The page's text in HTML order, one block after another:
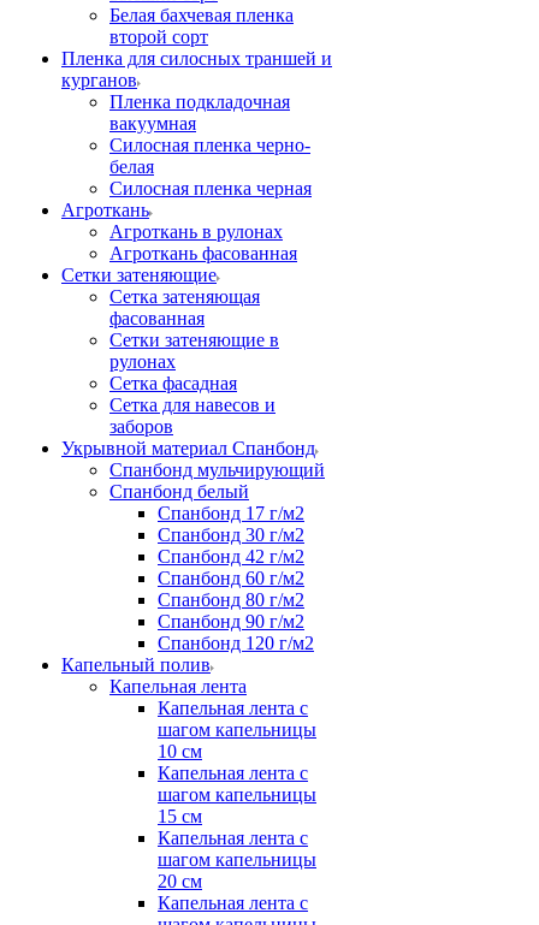
Белая бахчевая пленка
второй сорт
Пленка для силосных траншей и
курганов
Пленка подкладочная
вакуумная
Силосная пленка черно-
белая
Силосная пленка черная
Агроткань
Агроткань в рулонах
Агроткань фасованная
Сетки затеняющие
Сетка затеняющая
фасованная
Сетки затеняющие в
рулонах
Сетка фасадная
Сетка для навесов и
заборов
Укрывной материал Спанбонд
Спанбонд мульчирующий
Спанбонд белый
Спанбонд 17 г/м2
Спанбонд 30 г/м2
Спанбонд 42 г/м2
Спанбонд 60 г/м2
Спанбонд 80 г/м2
Спанбонд 90 г/м2
Спанбонд 120 г/м2
Капельный полив
Капельная лента
Капельная лента с
шагом капельницы
10 см
Капельная лента с
шагом капельницы
15 см
Капельная лента с
шагом капельницы
20 см
Капельная лента с